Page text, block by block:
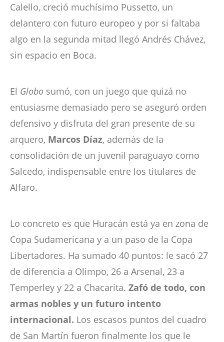
Calello, creció muchísimo Pussetto, un
delantero con futuro europeo y por si faltaba
algo en la segunda mitad llegó Andrés Chávez,
sin espacio en Boca.
El Globo sumó, con un juego que quizá no
entusiasme demasiado pero se aseguró orden
defensivo y disfruta del gran presente de su
arquero, Marcos Díaz, además de la
consolidación de un juvenil paraguayo como
Salcedo, indispensable entre los titulares de
Alfaro.
Lo concreto es que Huracán está ya en zona de
Copa Sudamericana y a un paso de la Copa
Libertadores. Ha sumado 40 puntos: le sacó 27
de diferencia a Olimpo, 26 a Arsenal, 23 a
Temperley y 22 a Chacarita. Zafó de todo, con
armas nobles y un futuro intento
internacional. Los escasos puntos del cuadro
de San Martín fueron finalmente los que le